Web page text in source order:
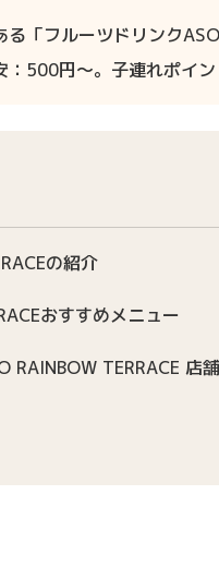
「フルーツドリンク
500円〜。子連れポイ
の紹介
おすすめメニュー
RAINBOW TERRACE 店